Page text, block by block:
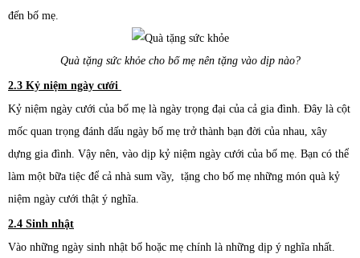
đến bố mẹ.
Quà tặng sức khỏe cho bố mẹ nên tặng vào dịp nào?
2.3 Kỷ niệm ngày cưới
Kỷ niệm ngày cưới của bố mẹ là ngày trọng đại của cả gia đình. Đây là cột
mốc quan trọng đánh dấu ngày bố mẹ trở thành bạn đời của nhau, xây
dựng gia đình. Vậy nên, vào dịp kỷ niệm ngày cưới của bố mẹ. Bạn có thể
làm một bữa tiệc để cả nhà sum vầy, tặng cho bố mẹ những món quà kỷ
niệm ngày cưới thật ý nghĩa.
2.4 Sinh nhật
Vào những ngày sinh nhật bố hoặc mẹ chính là những dịp ý nghĩa nhất.